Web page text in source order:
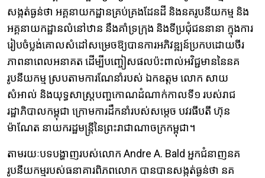
សង្កត់ធ្ងន់ថា អគ្គនាយកដ្ឋានគ្រប់គ្រងដែនដី និងនគរូបនីយកម្ម និង
អគ្គនាយកដ្ឋានលំនៅឋាន នឹងគាំទ្រក្រុង និងទីប្រជុំជននានា ក្នុងការ
រៀបចំប្លង់គោលសំដៅសម្រេចឱ្យបានការអភិវឌ្ឍន៍ប្រកបដោយចីរ
ភាពនាពេលអនាគត ដើម្បីបញ្ចៀសផលប៉ះពាល់អវិជ្ជមាននៃនគ
រូបនីយកម្ម ​ស្រប​តាម​ការ​ណែនាំ​របស់ ឯកឧត្តម លោក សាយ
សំអាល់ និងយុទ្ធសាស្ត្របញ្ចកោណដំណាក់កាលទី១ របស់រាជ
រដ្ឋាភិបាលកម្ពុជា ក្រោមការដឹកនាំរបស់សម្តេច បវរ​ធីបតី ហ៊ុន
ម៉ាណែត នាយករដ្ឋមន្ត្រីនៃព្រះរាជាណាចក្រកម្ពុជា។
តាមរយៈបទបង្ហាញរបស់លោក Andre A. Bald អ្នកជំនាញនគ
រូបនីយកម្មរបស់ធនាគារពិភពលោក បានបានសង្កត់ធ្ងន់ថា នគ